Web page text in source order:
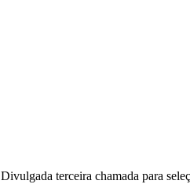
Divulgada terceira chamada para